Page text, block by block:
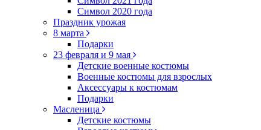
Символ 2020 года
Праздник урожая
8 марта
Подарки
23 февраля и 9 мая
Детские военные костюмы
Военные костюмы для взрослых
Аксессуары к костюмам
Подарки
Масленица
Детские костюмы